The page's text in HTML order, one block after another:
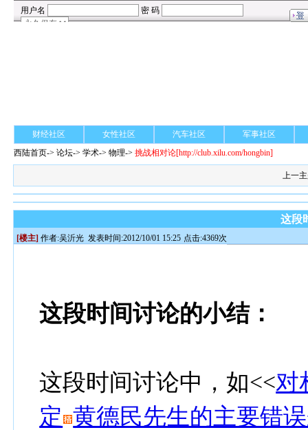
财经社区 女性社区 汽车社区
军事社区
西陆首页->论坛->学术-> 物理->挑战相对论[http://club.xilu.com/hongbin]
上一
这段
[楼主] 作者:吴沂光 发表时间:2012/10/01 15:25 点击:4369次
这段时间讨论的小结：
这段时间讨论中，如<<对
定 黄德民先生的主要错